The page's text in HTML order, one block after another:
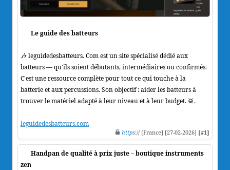
Le guide des batteurs
🎶 leguidedesbatteurs. Com est un site spécialisé dédié aux
batteurs — qu'ils soient débutants, intermédiaires ou confirmés.
C'est une ressource complète pour tout ce qui touche à la
batterie et aux percussions. Son objectif : aider les batteurs à
trouver le matériel adapté à leur niveau et à leur budget. 🥁.
leguidedesbatteurs.com
https:// [France] [27-02-2026] [#1]
Handpan de qualité à prix juste – boutique instruments
zen